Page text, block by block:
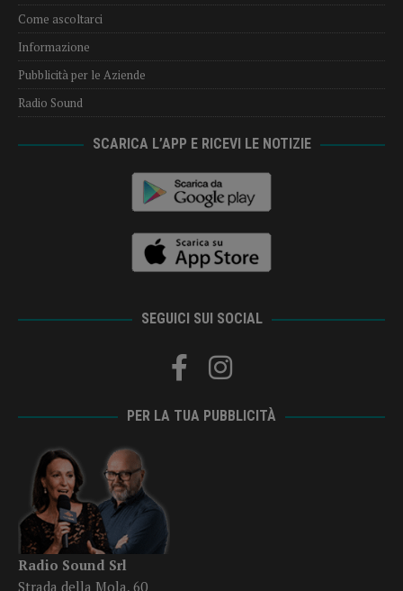
Come ascoltarci
Informazione
Pubblicità per le Aziende
Radio Sound
SCARICA L’APP E RICEVI LE NOTIZIE
SEGUICI SUI SOCIAL
PER LA TUA PUBBLICITÀ
Radio Sound Srl
Strada della Mola, 60